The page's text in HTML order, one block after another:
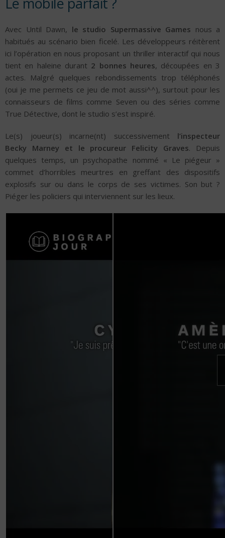
Avec Until Dawn, le studio Supermassive Games nous a
habitués au scénario bien ficelé. Les développeurs réitèrent
ici l’opération en nous proposant un thriller interactif qui nous
tient en haleine durant 2 bonnes heures, découpées en 3
actes. Malgré quelques rebondissements trop téléphonés
(oui je me permets ce jeu de mot aussi^^), surtout pour les
connaisseurs de films comme Seven ou des séries comme
True Détective, dont le studio s’est inspiré.
Le(s) joueur(s) incarne(nt) successivement l’inspecteur
Becky Marney et le procureur Felicity Graves. Depuis
quelques temps, un psychopathe nommé « Le piégeur »
commet d’horribles meurtres en greffant des dispositifs
explosifs sur ou dans le corps de ses victimes. Son but ?
Piéger les policiers qui interviennent sur les lieux.